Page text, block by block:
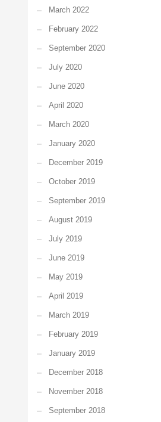
March 2022
February 2022
September 2020
July 2020
June 2020
April 2020
March 2020
January 2020
December 2019
October 2019
September 2019
August 2019
July 2019
June 2019
May 2019
April 2019
March 2019
February 2019
January 2019
December 2018
November 2018
September 2018